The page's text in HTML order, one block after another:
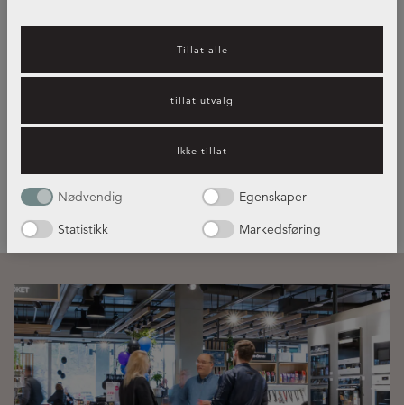
Tillat alle
tillat utvalg
Ikke tillat
Nødvendig
Egenskaper
Statistikk
Markedsføring
kjøkkenfrontene i forskjellige
stiler og farger